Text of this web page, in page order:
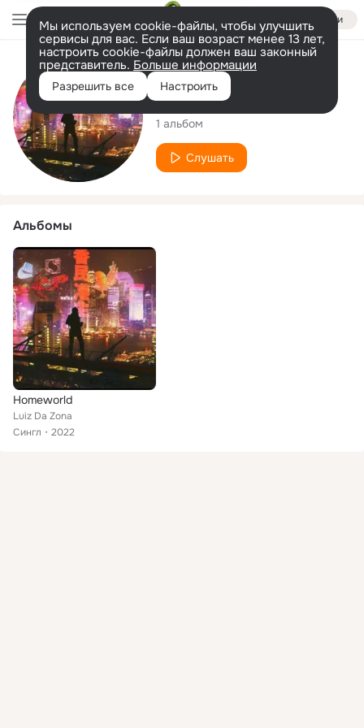
Войти
Мы используем cookie-файлы, чтобы улучшить
сервисы для вас. Если ваш возраст менее 13 лет,
настроить cookie-файлы должен ваш законный
представитель. Больше информации
Разрешить все Настроить
Исполнитель
Luiz Da Zona
1 альбом
Слушать
Альбомы
Homeworld
Luiz Da Zona
Сингл
2022